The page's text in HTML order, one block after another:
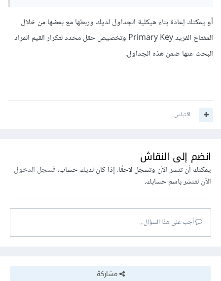
أو يمكنك إعادة بناء هيكلية الجداول لديك وربطها مع بعضها من خلال
المفتاح الفريد Primary Key وتخصيص حقل محدد لتكرار القيم المراد
البحث عنها ضمن هذه الجداول.
اقتباس
انضم إلى النقاش
يمكنك أن تنشر الآن وتسجل لاحقًا. إذا كان لديك حساب،فسجل الدخول
الآنلتنشر باسم حسابك.
أجب على هذا السؤال...
مشاركة